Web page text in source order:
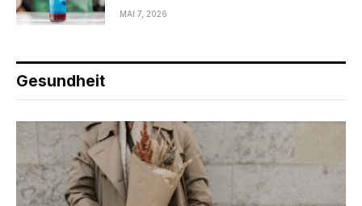
MAI 7, 2026
Gesundheit